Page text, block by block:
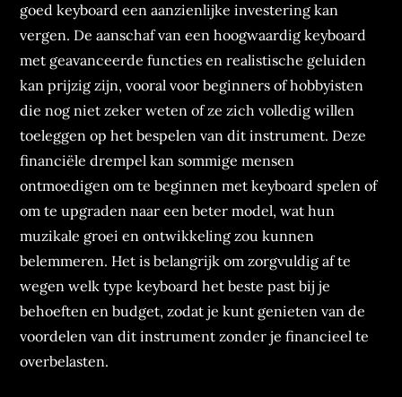
goed keyboard een aanzienlijke investering kan
vergen. De aanschaf van een hoogwaardig keyboard
met geavanceerde functies en realistische geluiden
kan prijzig zijn, vooral voor beginners of hobbyisten
die nog niet zeker weten of ze zich volledig willen
toeleggen op het bespelen van dit instrument. Deze
financiële drempel kan sommige mensen
ontmoedigen om te beginnen met keyboard spelen of
om te upgraden naar een beter model, wat hun
muzikale groei en ontwikkeling zou kunnen
belemmeren. Het is belangrijk om zorgvuldig af te
wegen welk type keyboard het beste past bij je
behoeften en budget, zodat je kunt genieten van de
voordelen van dit instrument zonder je financieel te
overbelasten.